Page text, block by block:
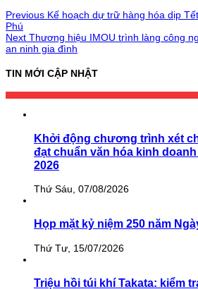
Previous Kế hoạch dự trữ hàng hóa dịp
Phú
Next Thương hiệu IMOU trình làng công
an ninh gia đình
TIN MỚI CẬP NHẬT
Khởi động chương trình xét
đạt chuẩn văn hóa kinh doanh
2026
Thứ Sáu, 07/08/2026
Họp mặt kỷ niệm 250 năm
Thứ Tư, 15/07/2026
Triệu hồi túi khí Takata: kiểm